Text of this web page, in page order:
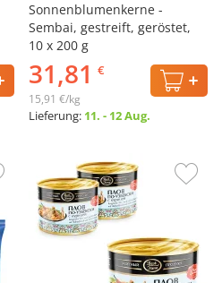
Sonnenblumenkerne -
Sembai, gestreift, geröstet,
10 х 200 g
31,81 €
15,91 €/kg
Lieferung: 11. - 12 Aug.